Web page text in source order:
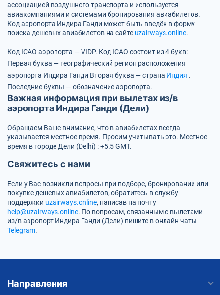
ассоциацией воздушного транспорта и используется
авиакомпаниями и системами бронирования авиабилетов.
Код аэропорта Индира Ганди может быть введён в форму
поиска дешевых авиабилетов на сайте uzairways.online.
Код ICAO аэропорта — VIDP. Код ICAO состоит из 4 букв:
Первая буква — географический регион расположения
аэропорта Индира Ганди Вторая буква — страна Индия .
Последние буквы — обозначение аэропорта.
Важная информация при вылетах из/в
аэропорта Индира Ганди (Дели)
Обращаем Ваше внимание, что в авиабилетах всегда
указывается местное время. Просим учитывать это. Местное
время в городе Дели (Delhi) : +5.5 GMT.
Свяжитесь с нами
Если у Вас возникли вопросы при подборе, бронировании или
покупке дешевых авиабилетов, обратитесь в службу
поддержки uzairways.online, написав на почту
help@uzairways.online. По вопросам, связанным с вылетами
из/в аэропорт Индира Ганди (Дели) пишите в онлайн чаты
Telegram.
Направления